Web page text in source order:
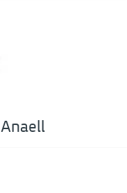
Anaell שמלות כלה וערב